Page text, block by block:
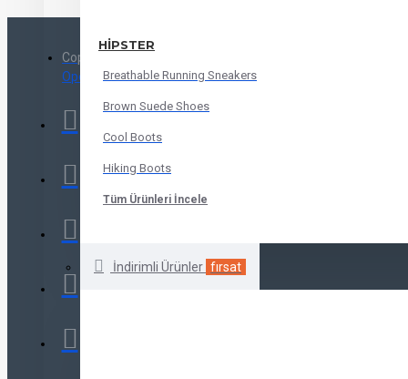
HIPSTER
Breathable Running Sneakers
Brown Suede Shoes
Cool Boots
Hiking Boots
Tüm Ürünleri İncele
İndirimli Ürünler fırsat
Copyright © 2020 - Tüm Hakları Saklıdır -
OpencartJournal.com